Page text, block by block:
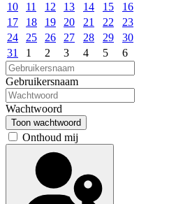
10
11 12 13 14 15
16
17
18 19 20 21 22
23
24
25 26 27 28 29
30
31
1 2 3 4 5 6
Gebruikersnaam
Wachtwoord
Toon wachtwoord
Onthoud mij